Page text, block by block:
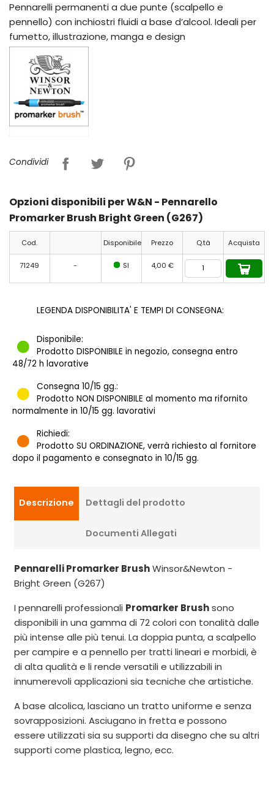
Pennarelli permanenti a due punte (scalpello e
pennello) con inchiostri fluidi a base d’alcool. Ideali per
fumetto, illustrazione, manga e design
Condividi
Opzioni disponibili per W&N - Pennarello
Promarker Brush Bright Green (G267)
Cod. Disponibile Prezzo Q.tà Acquista
71249 - SI 4,00 €
LEGENDA DISPONIBILITA' E TEMPI DI CONSEGNA:
Disponibile:
Prodotto DISPONIBILE in negozio, consegna entro
48/72 h lavorative
Consegna 10/15 gg.:
Prodotto NON DISPONIBILE al momento ma rifornito
normalmente in 10/15 gg. lavorativi
Richiedi:
Prodotto SU ORDINAZIONE, verrà richiesto al fornitore
dopo il pagamento e consegnato in 10/15 gg.
Descrizione Dettagli del prodotto
Documenti Allegati
Pennarelli Promarker BrushWinsor&Newton -
Bright Green (G267)
I pennarelli professionali Promarker Brushsono
disponibili in una gamma di 72 colori con tonalità dalle
più intense alle più tenui. La doppia punta, a scalpello
per campire e a pennello per tratti lineari e morbidi, è
di alta qualità e li rende versatili e utilizzabili in
innumerevoli applicazioni sia tecniche che artistiche.
A base alcolica, lasciano un tratto uniforme e senza
sovrapposizioni. Asciugano in fretta e possono
essere utilizzati sia su supporti da disegno che su altri
supporti come plastica, legno, ecc.